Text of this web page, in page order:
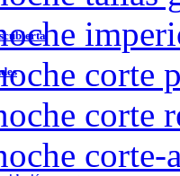
corte
corte
corte-